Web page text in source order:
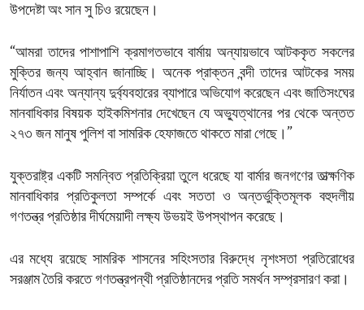
উপদেষ্টা অং সান সু চিও রয়েছেন।
“আমরা তাদের পাশাপাশি ক্রমাগতভাবে বার্মায় অন্যায়ভাবে আটককৃত সকলের
মুক্তির জন্য আহ্বান জানাচ্ছি। অনেক প্রাক্তন বন্দী তাদের আটকের সময়
নির্যাতন এবং অন্যান্য দুর্ব্যবহারের ব্যাপারে অভিযোগ করেছেন এবং জাতিসংঘের
মানবাধিকার বিষয়ক হাইকমিশনার দেখেছেন যে অভ্যুত্থানের পর থেকে অন্তত
২৭৩ জন মানুষ পুলিশ বা সামরিক হেফাজতে থাকতে মারা গেছে।”
যুক্তরাষ্ট্র একটি সমন্বিত প্রতিক্রিয়া তুলে ধরেছে যা বার্মার জনগণের তাত্ক্ষণিক
মানবাধিকার প্রতিকুলতা সম্পর্কে এবং সততা ও অন্তর্ভুক্তিমূলক বহুদলীয়
গণতন্ত্র প্রতিষ্ঠার দীর্ঘমেয়াদী লক্ষ্য উভয়ই উপস্থাপন করেছে।
এর মধ্যে রয়েছে সামরিক শাসনের সহিংসতার বিরুদ্ধে নৃশংসতা প্রতিরোধের
সরঞ্জাম তৈরি করতে গণতন্ত্রপন্থী প্রতিষ্ঠানদের প্রতি সমর্থন সম্প্রসারণ করা।